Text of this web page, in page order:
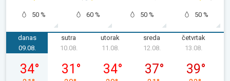
50 % 60 % 50 % 50 %
danas
nedelja, 09. 08.
09.08.
34°
sutra
10.08.
31 °
utorak
11.08.
34°
sreda
12.08.
37°
četvrtak
13.08.
39°